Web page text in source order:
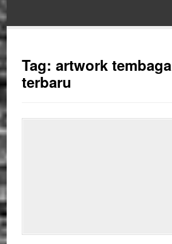
Tag:artwork tembaga
terbaru